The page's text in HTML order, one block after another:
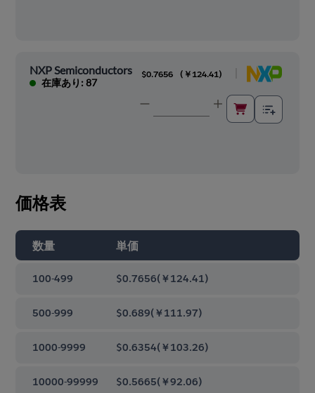
NXP Semiconductors
在庫あり: 87
$0.7656 ( ￥124.41)
価格表
数量 単価
100-499 $0.7656(￥124.41)
500-999 $0.689(￥111.97)
1000-9999 $0.6354(￥103.26)
10000-99999 $0.5665(￥92.06)